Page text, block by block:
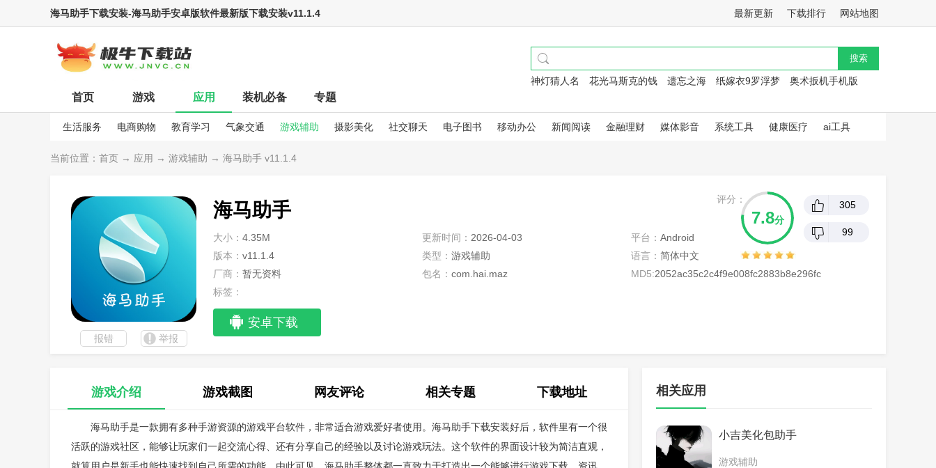
最新更新 下载排行 网站地图
海马助手下载安装-海马助手安卓版软件最新版下载安装v11.1.4
神灯猜人名 花光马斯克的钱 遗忘之海 纸嫁衣9罗浮梦 奥术扳机手机版
首页 游戏 应用 装机必备 专题
生活服务 电商购物 教育学习 气象交通 游戏辅助 摄影美化 社交聊天 电子图书 移动办公 新闻阅读 金融理财 媒体影音 系统工具 健康医疗 ai工具
娱乐资讯
当前位置： 首页 → 应用 → 游戏辅助 → 海马助手 v11.1.4
海马助手
大小： 4.35M 更新时间： 2026-04-03 平台： Android
版本： v11.1.4 类型： 游戏辅助 语言： 简体中文
厂商： 暂无资料 包名： com.hai.maz MD5:2052ac35c2c4f9e008fc2883b8e296fc
标签：
安卓下载
评分：
7.8分
305
99
报错 举报
游戏介绍 游戏截图 网友评论
(0)
相关专题 下载地址
海马助手是一款拥有多种手游资源的游戏平台软件，非常适合游戏爱好者使用。海马助手下载安装好后，软件里有一个很
活跃的游戏社区，能够让玩家们一起交流心得、还有分享自己的经验以及讨论游戏玩法。这个软件的界面设计较为简洁直观，
相关应用
小吉美化包助手
游戏辅助